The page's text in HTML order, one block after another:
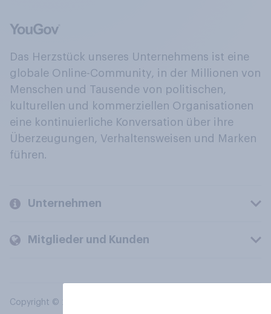
Das Herzstück unseres Unternehmens ist eine
globale Online-Community, in der Millionen von
Menschen und Tausende von politischen,
kulturellen und kommerziellen Organisationen
eine kontinuierliche Konversation über ihre
Überzeugungen, Verhaltensweisen und Marken
führen.
Unternehmen
Mitglieder und Kunden
Copyright © 2026 YouGov PLC. Alle Rechte vorbehalten.